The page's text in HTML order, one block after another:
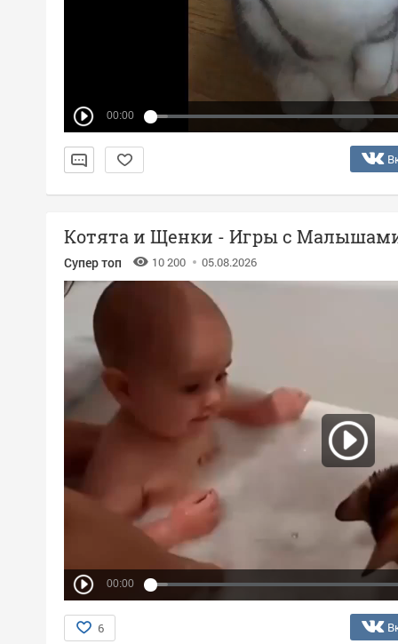
00:00
Котята и Щенки - Игры с
Супер топ 10 200 05.08.2026
00:00
6